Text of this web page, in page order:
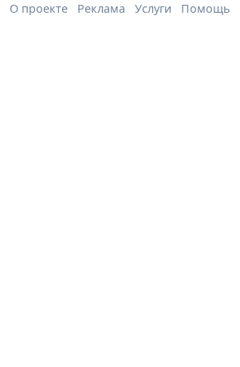
О проекте Реклама Услуги Помощь